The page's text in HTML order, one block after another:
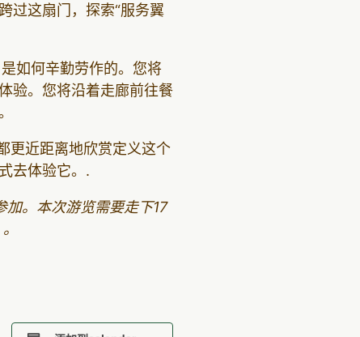
过这扇门，探索“服务翼
如何辛勤劳作的。您将
验。您将沿着走廊前往餐
更近距离地欣赏定义这个
去体验它。.
。本次游览需要走下17